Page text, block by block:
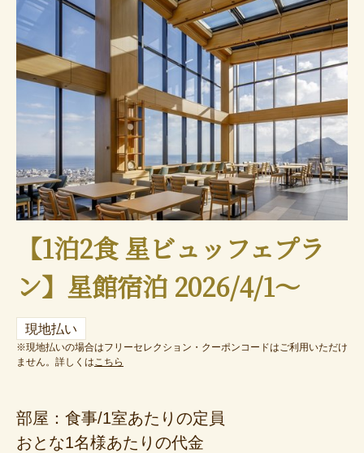
【1泊2食 星ビュッフェプラ
ン】星館宿泊 2026/4/1～
現地払い
※現地払いの場合はフリーセレクション・クーポンコードはご利用いただけ
ません。詳しくはこちら
部屋：食事/1室あたりの定員
おとな1名様あたりの代金